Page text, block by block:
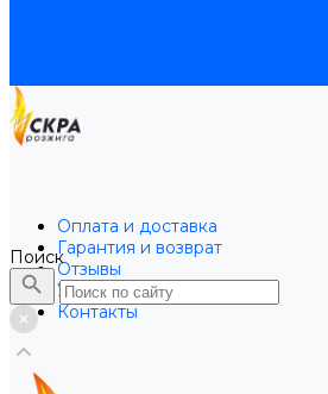
Оплата и доставка
Гарантия и возврат
Отзывы
Услуги
Контакты
Поиск